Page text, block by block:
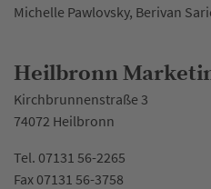
Michelle Pawlovsky, Berivan
Heilbronn
Kirchbrunnenstraße 3
74072 Heilbronn
Tel. 07131 56-2265
Fax 07131 56-3758